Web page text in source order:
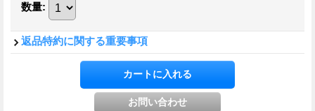
数量:
返品特約に関する重要事項